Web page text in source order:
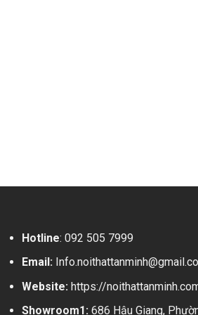
Hotline: 092 505 7999
Email:
Website: https://
Showroom1: 686 Hậu Giang,